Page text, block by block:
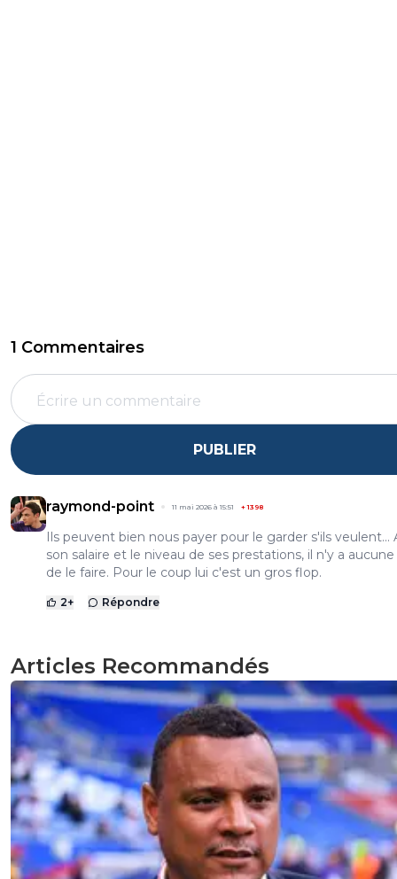
1 Commentaires
PUBLIER
raymond-point 11 mai 2026 à 15:51 +1398
Ils peuvent bien nous payer pour le garder s'ils veulent...
son salaire et le niveau de ses prestations, il n'y a aucune
de le faire. Pour le coup lui c'est un gros flop.
2+ Répondre
Articles Recommandés